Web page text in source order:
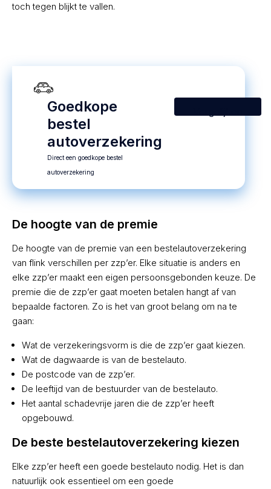
toch tegen blijkt te vallen.
Goedkope
bestel
autoverzekering
Direct een goedkope bestel
autoverzekering
De hoogte van de premie
De hoogte van de premie van een bestelautoverzekering
van flink verschillen per zzp’er. Elke situatie is anders en
elke zzp’er maakt een eigen persoonsgebonden keuze. De
premie die de zzp’er gaat moeten betalen hangt af van
bepaalde factoren. Zo is het van groot belang om na te
gaan:
Wat de verzekeringsvorm is die de zzp’er gaat kiezen.
Wat de dagwaarde is van de bestelauto.
De postcode van de zzp’er.
De leeftijd van de bestuurder van de bestelauto.
Het aantal schadevrije jaren die de zzp’er heeft
opgebouwd.
De beste bestelautoverzekering kiezen
Elke zzp’er heeft een goede bestelauto nodig. Het is dan
natuurlijk ook essentieel om een goede